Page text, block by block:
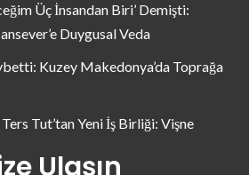
Üç İnsandan Biri’ Demişti:
Duygusal Veda
Kuzey Makedonya’da Toprağa
Tut’tan Yeni İş Birliği: Vişne
Ulaşın